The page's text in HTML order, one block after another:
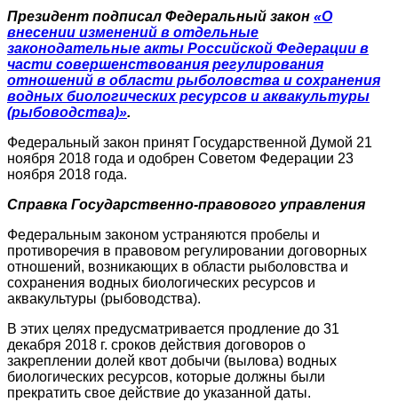
Президент подписал Федеральный закон «О
внесении изменений в отдельные
законодательные акты Российской Федерации в
части совершенствования регулирования
отношений в области рыболовства и сохранения
водных биологических ресурсов и аквакультуры
(рыбоводства)».
Федеральный закон принят Государственной Думой 21
ноября 2018 года и одобрен Советом Федерации 23
ноября 2018 года.
Справка Государственно-правового управления
Федеральным законом устраняются пробелы и
противоречия в правовом регулировании договорных
отношений, возникающих в области рыболовства и
сохранения водных биологических ресурсов и
аквакультуры (рыбоводства).
В этих целях предусматривается продление до 31
декабря 2018 г. сроков действия договоров о
закреплении долей квот добычи (вылова) водных
биологических ресурсов, которые должны были
прекратить свое действие до указанной даты.